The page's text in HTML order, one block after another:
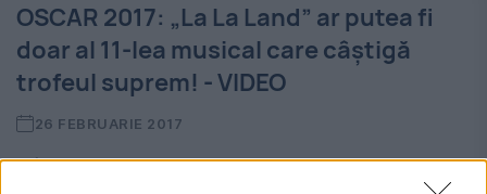
OSCAR 2017: „La La Land” ar putea fi
doar al 11-lea musical care câștigă
trofeul suprem! - VIDEO
26 FEBRUARIE 2017
Până în prezent, doar 10 producții de tip